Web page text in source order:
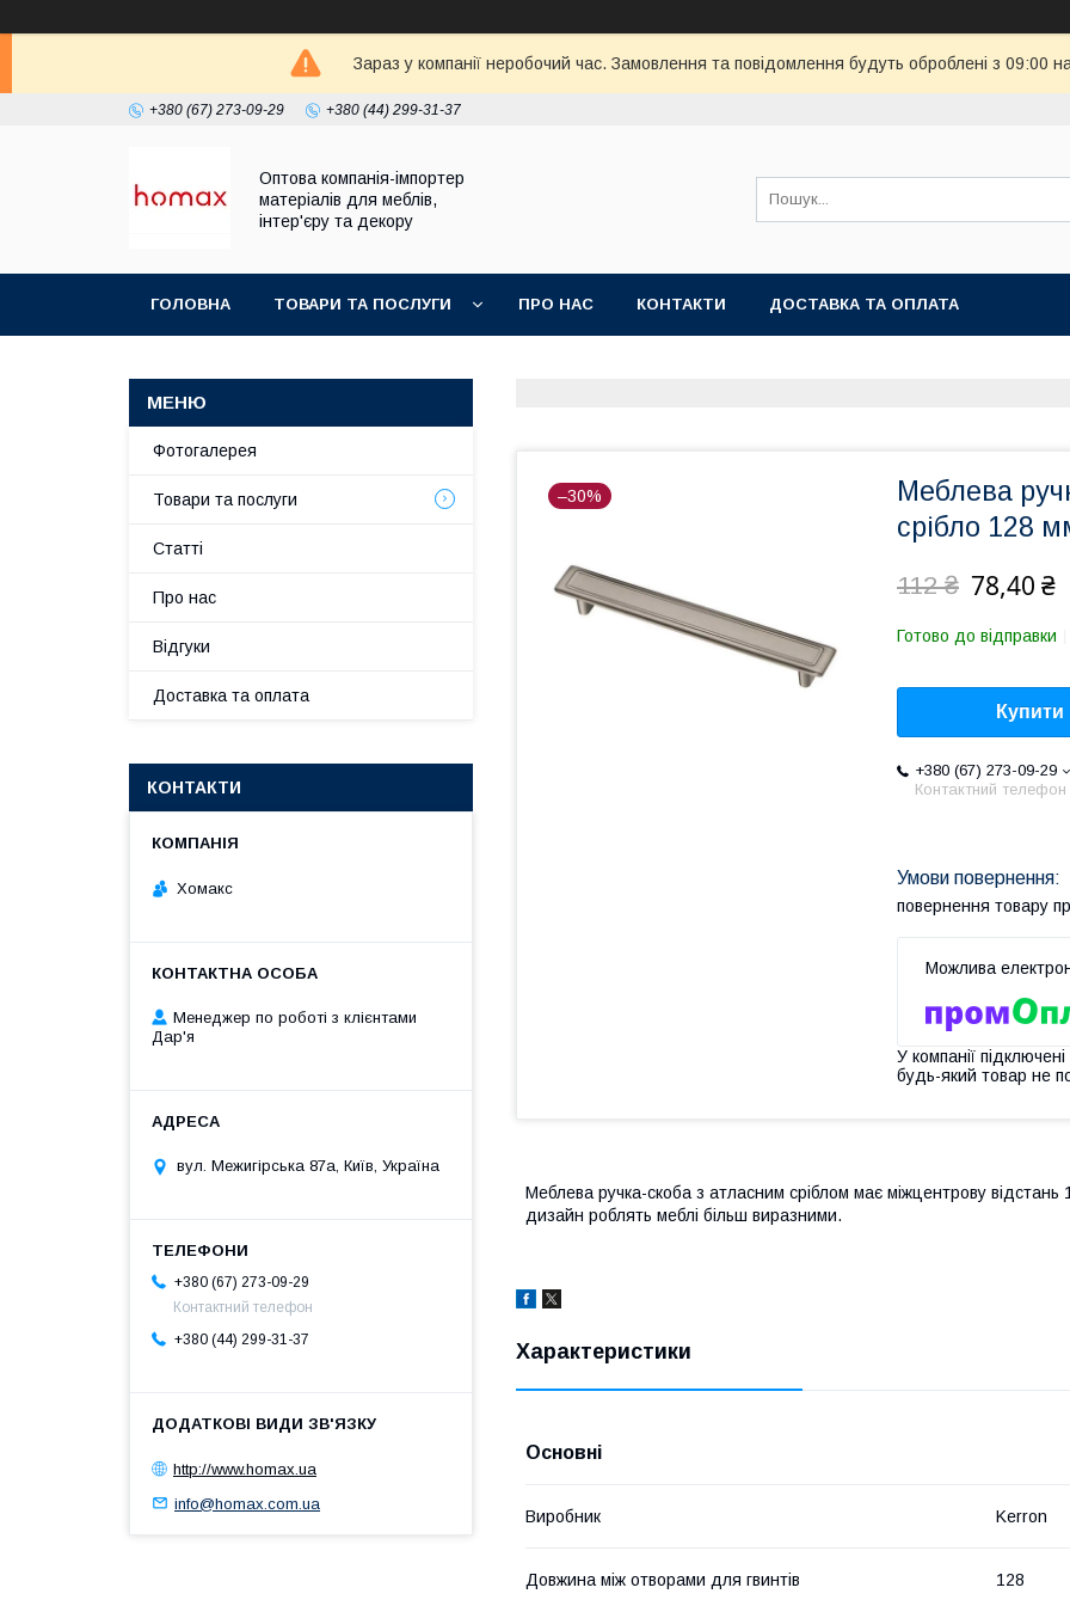
Зараз у компанії неробочий час. Замовлення та повідомлення будуть оброблені з 09:00
+380 (67) 273-09-29 +380 (44) 299-31-37
Оптова компанія-імпортер
матеріалів для меблів,
інтер'єру та декору
ГОЛОВНА ТОВАРИ ТА ПОСЛУГИ ПРО НАС КОНТАКТИ ДОСТАВКА ТА ОПЛАТА
–30%
Меблева
срібло 128
112 ₴ 78,40 ₴
Готово до відправки
Купити
+380 (67) 273-09-29
Контактний телефон
повернення товару
У компанії
будь-який товар не
Меблева ручка-скоба з атласним сріблом має міжцентрову відстань
дизайн роблять меблі більш виразними.
Характеристики
Основні
Виробник Kerron
Довжина між отворами для гвинтів 128
Фотогалерея
Товари та послуги
Статті
Про нас
Відгуки
Доставка та оплата
КОНТАКТИ
Хомакс
Менеджер по роботі з клієнтами
Дар'я
вул. Межигірська 87а, Київ, Україна
+380 (67) 273-09-29
Контактний телефон
+380 (44) 299-31-37
http://www.homax.ua
info@homax.com.ua